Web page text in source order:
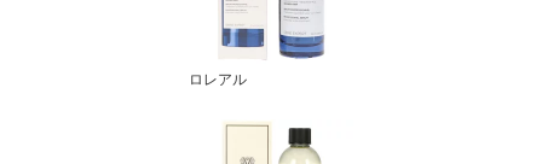
ロレアル